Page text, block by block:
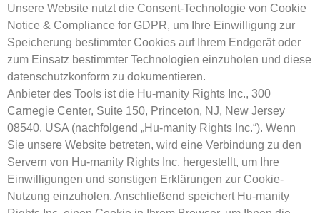
Unsere Website nutzt die Consent-Technologie von Cookie
Notice & Compliance for GDPR, um Ihre Einwilligung zur
Speicherung bestimmter Cookies auf Ihrem Endgerät oder
zum Einsatz bestimmter Technologien einzuholen und diese
datenschutzkonform zu dokumentieren.
Anbieter des Tools ist die Hu-manity Rights Inc., 300
Carnegie Center, Suite 150, Princeton, NJ, New Jersey
08540, USA (nachfolgend „Hu-manity Rights Inc.“). Wenn
Sie unsere Website betreten, wird eine Verbindung zu den
Servern von Hu-manity Rights Inc. hergestellt, um Ihre
Einwilligungen und sonstigen Erklärungen zur Cookie-
Nutzung einzuholen. Anschließend speichert Hu-manity